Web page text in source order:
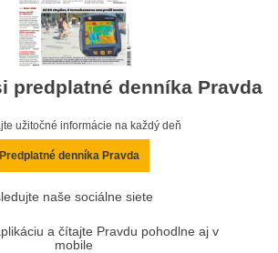
predplatné denníka Pravda
užitočné informácie na každý deň
Predplatné denníka Pravda
naše sociálne siete
a čítajte Pravdu pohodlne aj v
mobile